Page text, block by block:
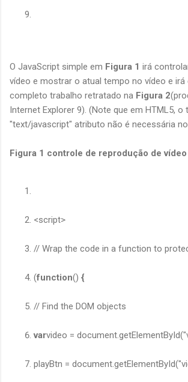
O JavaScript simple em Figura 1 irá
vídeo e mostrar o atual tempo no vídeo e
completo trabalho retratado na Figura 2
Internet Explorer 9). (Note que em HTML5, o
"text/javascript" atributo não é necessária
Figura 1 controle de reprodução de vídeo
<script>
// Wrap the code in a function to
(function() {
// Find the DOM objects
varvideo =
playBtn =